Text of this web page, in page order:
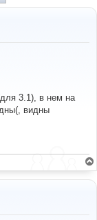
3.1), в нем на
видны